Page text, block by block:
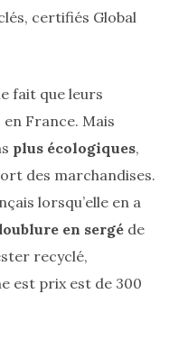
certifiés Global
fait que leurs
France. Mais
plus écologiques,
des marchandises.
lorsqu’elle en a
en sergé de
recyclé,
est prix est de 300